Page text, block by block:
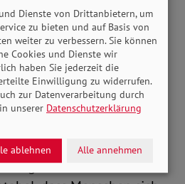
sind derzeit nur für
kostenfrei oder
dass sich bereits einige
testen lassen
reicht das aber nicht
ist schon lange in der
Es ist
Dienste von Drittanbietern, um
zu bieten und auf Basis von
weiter zu verbessern. Sie können
Cookies und Dienste wir
haben Sie jederzeit die
Einwilligung zu widerrufen.
zur Datenverarbeitung durch
unserer Datenschutzerklärung
ablehnen Alle annehmen